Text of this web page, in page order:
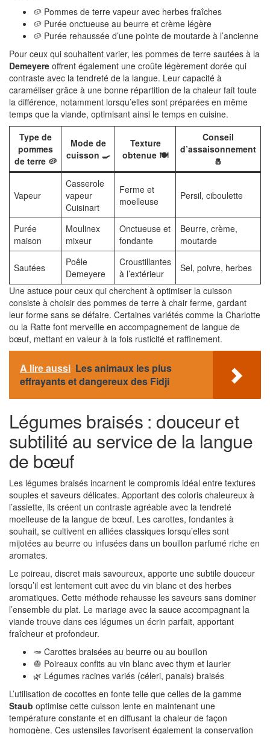
🥔 Pommes de terre vapeur avec herbes fraîches
🥔 Purée onctueuse au beurre et crème légère
🥔 Purée rehaussée d’une pointe de moutarde à l’ancienne
Pour ceux qui souhaitent varier, les pommes de terre sautées à la
Demeyere offrent également une croûte légèrement dorée qui
contraste avec la tendreté de la langue. Leur capacité à
caraméliser grâce à une bonne répartition de la chaleur fait toute
la différence, notamment lorsqu’elles sont préparées en même
temps que la viande, optimisant ainsi le temps en cuisine.
Type de
pommes
de terre 🥔
Mode de
cuisson 🍳
Texture
obtenue 🍽️
Conseil
d’assaisonnement
🧂
Vapeur
Casserole
vapeur
Cuisinart
Ferme et
moelleuse
Persil, ciboulette
Purée
maison
Moulinex
mixeur
Onctueuse et
fondante
Beurre, crème,
moutarde
Sautées
Poêle
Demeyere
Croustillantes
à l’extérieur
Sel, poivre, herbes
Une astuce pour ceux qui cherchent à optimiser la cuisson
consiste à choisir des pommes de terre à chair ferme, gardant
leur forme sans se défaire. Certaines variétés comme la Charlotte
ou la Ratte font merveille en accompagnement de langue de
bœuf, mettant en valeur à la fois rusticité et raffinement.
A lire aussi Les animaux les plus
effrayants et dangereux des Fidji
Légumes braisés : douceur et
subtilité au service de la langue
de bœuf
Les légumes braisés incarnent le compromis idéal entre textures
souples et saveurs délicates. Apportant des coloris chaleureux à
l’assiette, ils créent un contraste agréable avec la tendreté
moelleuse de la langue de bœuf. Les carottes, fondantes à
souhait, se cultivent en alliées classiques lorsqu’elles sont
mijotées au beurre ou infusées dans un bouillon parfumé riche en
aromates.
Le poireau, discret mais savoureux, apporte une subtile douceur
lorsqu’il est lentement cuit avec du vin blanc et des herbes
aromatiques. Cette méthode rehausse les saveurs sans dominer
l’ensemble du plat. Le mariage avec la sauce accompagnant la
viande trouve dans ces légumes un écrin parfait, apportant
fraîcheur et profondeur.
🥕 Carottes braisées au beurre ou au bouillon
🧅 Poireaux confits au vin blanc avec thym et laurier
🌿 Légumes racines variés (céleri, panais) braisés
L’utilisation de cocottes en fonte telle que celles de la gamme
Staub optimise cette cuisson lente en maintenant une
température constante et en diffusant la chaleur de façon
homogène. Ces ustensiles favorisent également la conservation